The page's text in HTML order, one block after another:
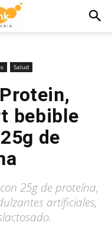
Salud
bebible
de
25g de proteína,
artificiales,